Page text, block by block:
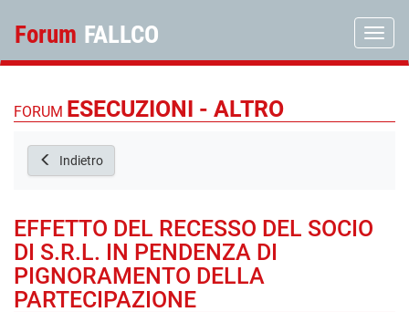
Forum FALLCO
FORUM ESECUZIONI - ALTRO
Indietro
EFFETTO DEL RECESSO DEL SOCIO
DI S.R.L. IN PENDENZA DI
PIGNORAMENTO DELLA
PARTECIPAZIONE